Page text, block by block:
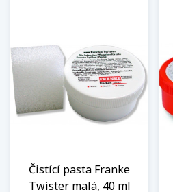
Čistící pasta Franke
Twister malá, 40 ml